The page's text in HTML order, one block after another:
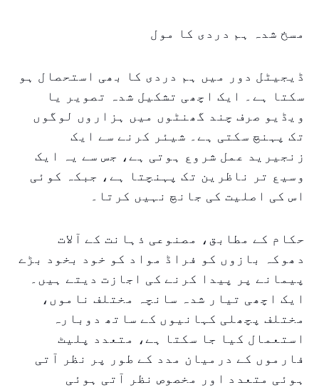
مسخ شدہ ہم دردی کا مول
ڈیجیٹل دور میں ہم دردی کا بھی استحصال ہو
سکتا ہے۔ ایک اچھی تشکیل شدہ تصویر یا
ویڈیو صرف چند گھنٹوں میں ہزاروں لوگوں
تک پہنچ سکتی ہے۔ شیئر کرنے سے ایک
زنجیرید عمل شروع ہوتی ہے، جس سے یہ ایک
وسیع تر ناظرین تک پہنچتا ہے، جبکہ کوئی
اس کی اصلیت کی جانچ نہیں کرتا۔
حکام کے مطابق، مصنوعی ذہانت کے آلات
دھوکہ بازوں کو فراڈ مواد کو خود بخود بڑے
پیمانے پر پیدا کرنے کی اجازت دیتے ہیں۔
ایک اچھی تیار شدہ سانچہ مختلف ناموں،
مختلف پچھلی کہانیوں کے ساتھ دوبارہ
استعمال کیا جا سکتا ہے، متعدد پلیٹ
فارموں کے درمیان مدد کے طور پر نظر آتی
ہوئی متعدد اور مخصوص نظر آتی ہوئی